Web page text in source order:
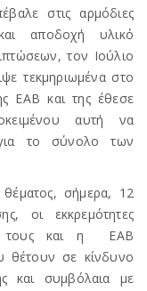
στις αρμόδιες
αποδοχή υλικό
τον Ιούλιο
τεκμηριωμένα στο
ΕΑΒ και της έθεσε
αυτή να
το σύνολο των
θέματος, σήμερα, 12
οι εκκρεμότητες
τους και η ΕΑΒ
θέτουν σε κίνδυνο
και συμβόλαια με